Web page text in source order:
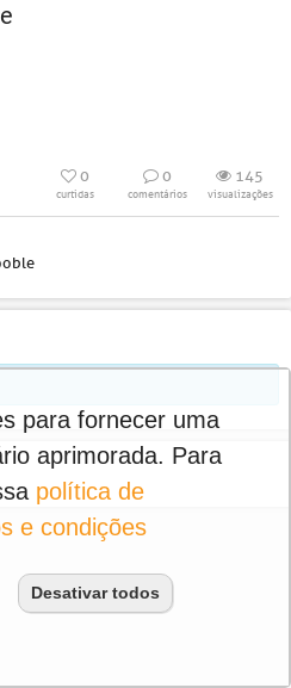
0
curtidas
0
comentários
145
visualizações
para fornecer uma
aprimorada. Para
política de
e condições
Desativar todos